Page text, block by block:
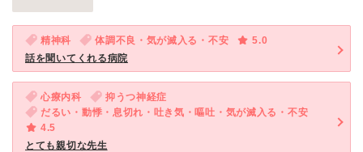
精神科 体調不良・気が滅入る・不安
5.0
話を聞いてくれる病院
心療内科
抑うつ神経症
だるい・動悸・息切れ・吐き気・嘔吐・気が滅入る・不安
4.5
とても親切な先生